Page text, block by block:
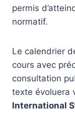
permis
normatif.
Le calendrier
cours avec
consultation
texte évoluera
International